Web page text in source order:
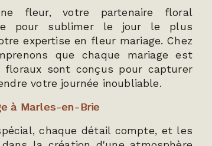
fleur, votre partenaire floral
pour sublimer le jour le plus
expertise en fleur mariage. Chez
que chaque mariage est
floraux sont conçus pour capturer
votre journée inoubliable.
à Marles-en-Brie
chaque détail compte, et les